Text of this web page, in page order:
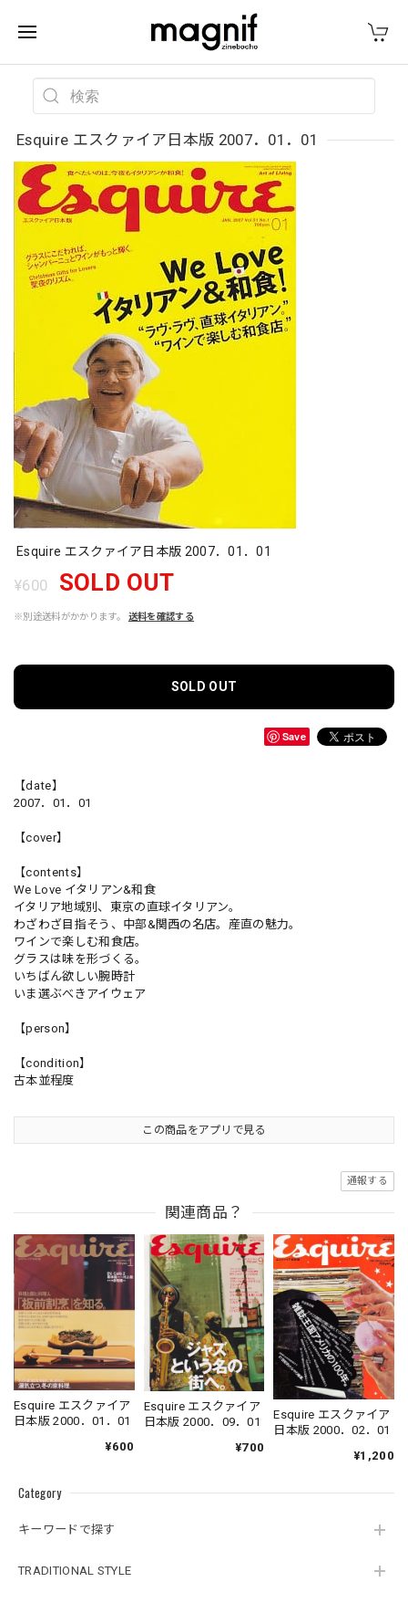
Category
キーワードで探す
TRADITIONAL STYLE
Esquire エスクァイア日本版 2007．01．01
Esquire エスクァイア日本版 2007．01．01
¥600 SOLD OUT
※別途送料がかかります。 送料を確認する
SOLD OUT
Save
【date】
2007．01．01
【cover】
【contents】
We Love イタリアン&和食
イタリア地域別、東京の直球イタリアン。
わざわざ目指そう、中部&関西の名店。産直の魅力。
ワインで楽しむ和食店。
グラスは味を形づくる。
いちばん欲しい腕時計
いま選ぶべきアイウェア
【person】
【condition】
古本並程度
この商品をアプリで見る
通報する
関連商品？
Esquire エスクァイア
日本版 2000．01．01
¥600
Esquire エスクァイア
日本版 2000．09．01
¥700
Esquire エスクァイア
日本版 2000．02．01
¥1,200